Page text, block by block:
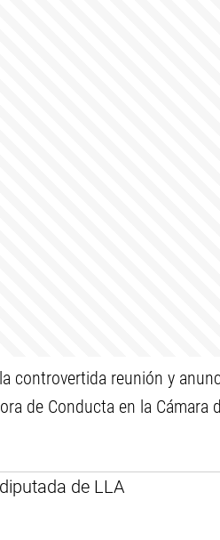
controvertida reunión y
de Conducta en la Cámara